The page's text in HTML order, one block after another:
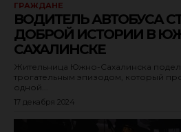
ГРАЖДАНЕ
ВОДИТЕЛЬ АВТОБУСА
ДОБРОЙ ИСТОРИИ В
САХАЛИНСКЕ
Жительница Южно-Сахалинска
трогательным эпизодом, который
одной...
17 декабря 2024